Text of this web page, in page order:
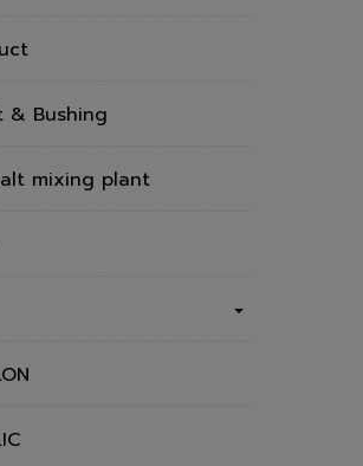
& Bushing
mixing plant